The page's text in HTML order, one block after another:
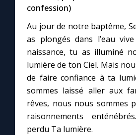
confession)
Au jour de notre baptême,
as plongés dans l’eau
naissance, tu as illuminé
lumière de ton Ciel. Mais
de faire confiance à ta
sommes laissé aller aux
rêves, nous nous sommes
raisonnements
perdu Ta lumière.